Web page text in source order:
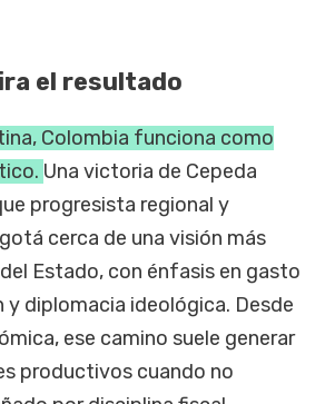
el resultado
Colombia funciona como
Una victoria de Cepeda
progresista regional y
cerca de una visión más
Estado, con énfasis en gasto
y diplomacia ideológica. Desde
ese camino suele generar
productivos cuando no